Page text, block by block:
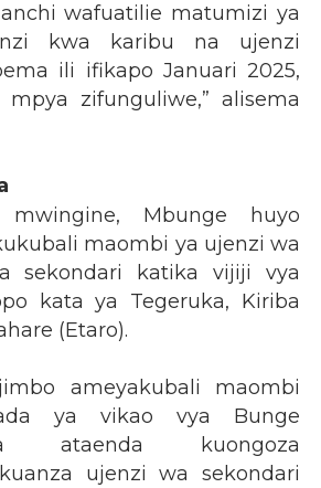
wafuatilie matumizi ya
kwa karibu na ujenzi
ili ifikapo Januari 2025,
zifunguliwe,” alisema
Mbunge huyo
maombi ya ujenzi wa
sekondari katika vijiji vya
kata ya Tegeruka, Kiriba
(Etaro).
ameyakubali maombi
ya vikao vya Bunge
ataenda kuongoza
ujenzi wa sekondari